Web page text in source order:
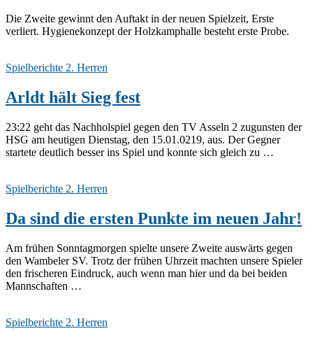
Die Zweite gewinnt den Auftakt in der neuen Spielzeit, Erste
verliert. Hygienekonzept der Holzkamphalle besteht erste Probe.
Spielberichte 2. Herren
Arldt hält Sieg fest
23:22 geht das Nachholspiel gegen den TV Asseln 2 zugunsten der
HSG am heutigen Dienstag, den 15.01.0219, aus. Der Gegner
startete deutlich besser ins Spiel und konnte sich gleich zu …
Spielberichte 2. Herren
Da sind die ersten Punkte im neuen Jahr!
Am frühen Sonntagmorgen spielte unsere Zweite auswärts gegen
den Wambeler SV. Trotz der frühen Uhrzeit machten unsere Spieler
den frischeren Eindruck, auch wenn man hier und da bei beiden
Mannschaften …
Spielberichte 2. Herren